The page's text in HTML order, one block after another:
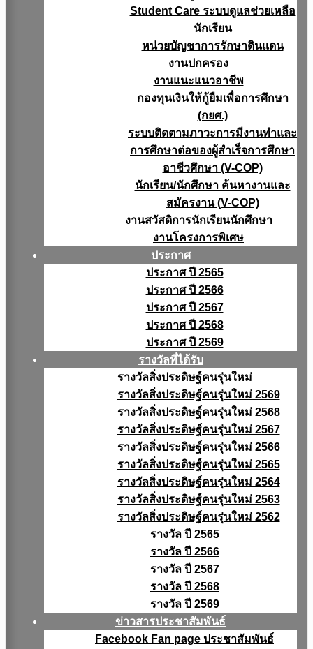
Student Care ระบบดูแลช่วยเหลือ
นักเรียน
หน่วยบัญชาการรักษาดินแดน
งานปกครอง
งานแนะแนวอาชีพ
กองทุนเงินให้กู้ยืมเพื่อการศึกษา
(กยศ.)
ระบบติดตามภาวะการมีงานทำและ
การศึกษาต่อของผู้สำเร็จการศึกษา
อาชีวศึกษา (V-COP)
นักเรียน/นักศึกษา ค้นหางานและ
สมัครงาน (V-COP)
งานสวัสดิการนักเรียนนักศึกษา
งานโครงการพิเศษ
ประกาศ
ประกาศ ปี 2565
ประกาศ ปี 2566
ประกาศ ปี 2567
ประกาศ ปี 2568
ประกาศ ปี 2569
รางวัลที่ได้รับ
รางวัลสิ่งประดิษฐ์คนรุ่นใหม่
รางวัลสิ่งประดิษฐ์คนรุ่นใหม่ 2569
รางวัลสิ่งประดิษฐ์คนรุ่นใหม่ 2568
รางวัลสิ่งประดิษฐ์คนรุ่นใหม่ 2567
รางวัลสิ่งประดิษฐ์คนรุ่นใหม่ 2566
รางวัลสิ่งประดิษฐ์คนรุ่นใหม่ 2565
รางวัลสิ่งประดิษฐ์คนรุ่นใหม่ 2564
รางวัลสิ่งประดิษฐ์คนรุ่นใหม่ 2563
รางวัลสิ่งประดิษฐ์คนรุ่นใหม่ 2562
รางวัล ปี 2565
รางวัล ปี 2566
รางวัล ปี 2567
รางวัล ปี 2568
รางวัล ปี 2569
ข่าวสารประชาสัมพันธ์
Facebook Fan page ประชาสัมพันธ์